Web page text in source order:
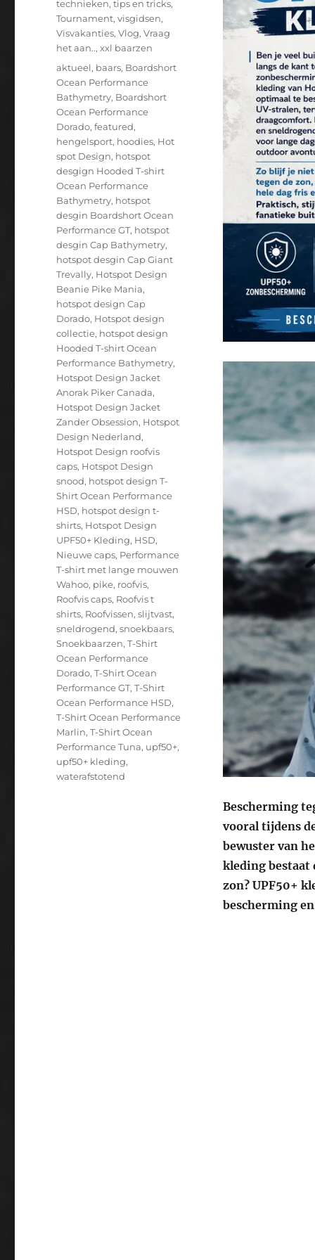
Bescherming
vooral tijdens
bewuster van
kleding bestaat
zon? UPF50+
bescherming
technieken,tips en tricks,
Tournament,visgidsen,
Visvakanties,Vlog,Vraag
het aan..,xxl baarzen
Tags
aktueel, baars, Boardshort
Ocean Performance
Bathymetry, Boardshort
Ocean Performance
Dorado,featured,
hengelsport, hoodies, Hot
spot Design, hotspot
desgign Hooded T-shirt
Ocean Performance
Bathymetry, hotspot
desgin Boardshort Ocean
Performance GT, hotspot
desgin Cap Bathymetry,
hotspot desgin Cap Giant
Trevally, Hotspot Design
Beanie Pike Mania,
hotspot design Cap
Dorado, Hotspot design
collectie, hotspot design
Hooded T-shirt Ocean
Performance Bathymetry,
Hotspot Design Jacket
Anorak Piker Canada,
Hotspot Design Jacket
Zander Obsession, Hotspot
Design Nederland,
Hotspot Design roofvis
caps, Hotspot Design
snood, hotspot design T-
Shirt Ocean Performance
HSD, hotspot design t-
shirts, Hotspot Design
UPF50+ Kleding, HSD,
Nieuwe caps, Performance
T-shirt met lange mouwen
Wahoo, pike, roofvis,
Roofvis caps, Roofvis t
shirts, Roofvissen,slijtvast,
sneldrogend,snoekbaars,
Snoekbaarzen,T-Shirt
Ocean Performance
Dorado,T-Shirt Ocean
Performance GT,T-Shirt
Ocean Performance HSD,
T-Shirt Ocean Performance
Marlin,T-Shirt Ocean
Performance Tuna, upf50+,
upf50+ kleding,
waterafstotend